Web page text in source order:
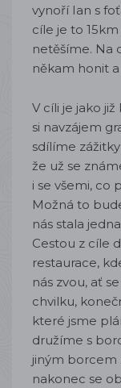
vynoří Ian s
cíle je to
netěšíme. Na
někam honit
V cíli je jako
si navzájem
sdílíme
že už se
i se všemi, co
Možná to
nás stala
Cestou z cíle
restaurace,
nás zvou, ať
chvilku,
které jsme
družíme s
jiným borcem
nakonec se